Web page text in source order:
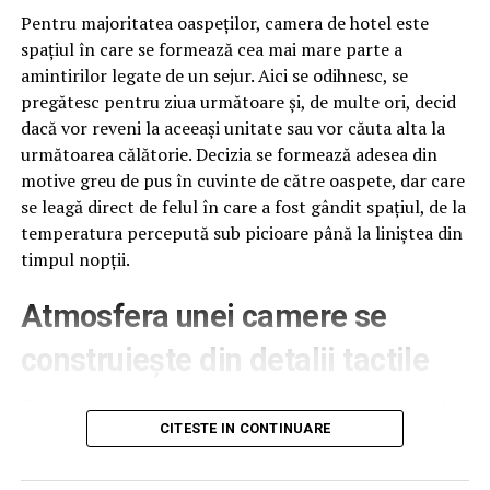
acestui politician pe care astăzi Senatul îl trimite să ne
reprezinte în Europa.
,,Aparent, senatorul e foarte sărac și spune că nu are
datorii la nimeni, mai ales că firmele cu evaziune nu sunt
pe numele lui. Este adevărat că…
La nimeni nu are Sibinescu datorii, decât la bugetul de
stat. Unele dintre ele sunt din vremea în care a
falimentat firma CORION SRL, iar altele de pe urma unei
aventuri de pomină în care a clonat facturi ca un
ajungea senator, ANAF-ul nu ar mai fi recuperat în vecii
vecilor cei 130.000 de lei de pe urma atragerii
reușit să inventeze cele mai ingenioase metode de
evaziune fiscală, probate până acum în România.
Inspectorii fiscali care i-au luat la puricat afacerea au
Pentru majoritatea oaspeților, camera de hotel este
spațiul în care se formează cea mai mare parte a
amintirilor legate de un sejur. Aici se odihnesc, se
pregătesc pentru ziua următoare și, de multe ori, decid
dacă vor reveni la aceeași unitate sau vor căuta alta la
următoarea călătorie. Decizia se formează adesea din
motive greu de pus în cuvinte de către oaspete, dar care
se leagă direct de felul în care a fost gândit spațiul, de la
temperatura percepută sub picioare până la liniștea din
timpul nopții.
Atmosfera unei camere se
construiește din detalii tactile
Contactul direct cu pardoseala este una dintre primele
senzații fizice pe care le are un oaspete atunci când
pe drum, seara târziu. Textura și moliciunea potrivite,
CITESTE IN CONTINUARE